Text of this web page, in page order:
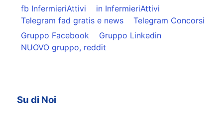
fb InfermieriAttivi
in InfermieriAttivi
Telegram fad gratis e news
Telegram Concorsi
Gruppo Facebook
Gruppo Linkedin
NUOVO gruppo, reddit
Su di Noi